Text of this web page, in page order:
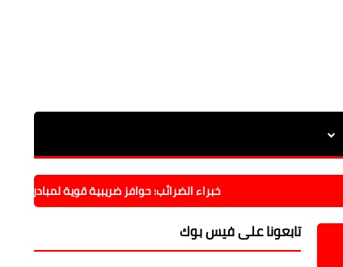
خبراء الضرائب: حوافز ضريبية قوية لمبادرة مزرعتك في
تابعونا على فيس بوك